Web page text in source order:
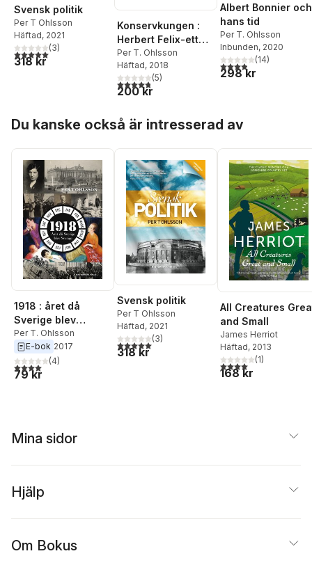
Svensk politik
Per T Ohlsson
Häftad, 2021
5,0utav 5 stjärnor. Totalt antal röster:
(3)
318 kr
Konservkungen :
Herbert Felix-ett
flyktingöde i 1900-
talets Europa
Per T. Ohlsson
Häftad, 2018
4,8utav 5 stjärnor. Totalt antal röster:
(5)
200 kr
Albert Bonnier och
hans tid
Per T. Ohlsson
Inbunden, 2020
3,9utav 5 stjärnor.
(14)
298 kr
Du kanske också är intresserad av
1918 : året då
Sverige blev
Sverige
Per T. Ohlsson
E-bok 2017
4,0utav 5 stjärnor. Totalt antal röster:
(4)
79 kr
Svensk politik
Per T Ohlsson
Häftad, 2021
5,0utav 5 stjärnor. Totalt antal röster:
(3)
318 kr
All Creatures
and Small
James Herriot
Häftad, 2013
4,0utav 5 stjärnor.
(1)
168 kr
Mina sidor
Hjälp
Om Bokus